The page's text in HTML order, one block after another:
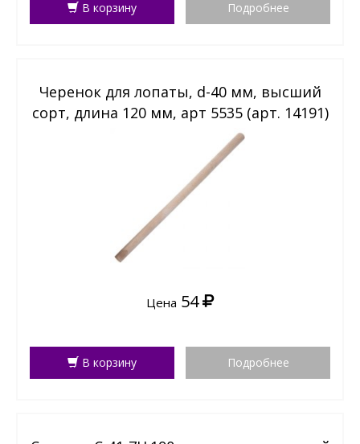
В корзину Подробнее
Черенок для лопаты, d-40 мм, высший
сорт, длина 120 мм, арт 5535 (арт. 14191)
Цена 54
В корзину Подробнее